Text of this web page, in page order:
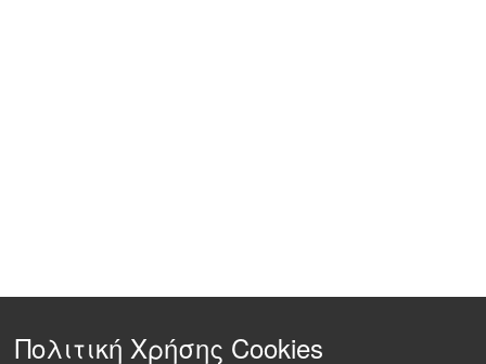
Πολιτική Χρήσης Cookies